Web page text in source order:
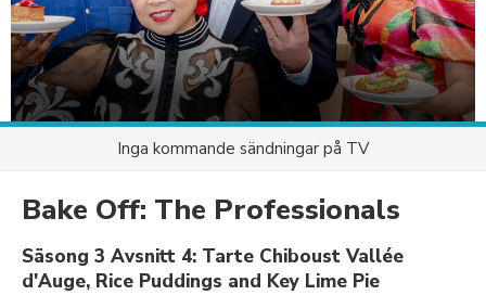
Inga kommande sändningar på TV
Bake Off: The Professionals
Säsong 3 Avsnitt 4: Tarte Chiboust Vallée
d'Auge, Rice Puddings and Key Lime Pie